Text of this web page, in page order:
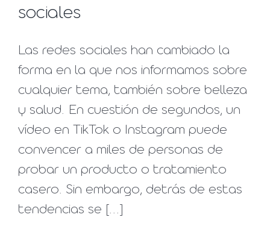
sociales
Las redes sociales han cambiado la
forma en la que nos informamos sobre
cualquier tema, también sobre belleza
y salud. En cuestión de segundos, un
vídeo en TikTok o Instagram puede
convencer a miles de personas de
probar un producto o tratamiento
casero. Sin embargo, detrás de estas
tendencias se [...]